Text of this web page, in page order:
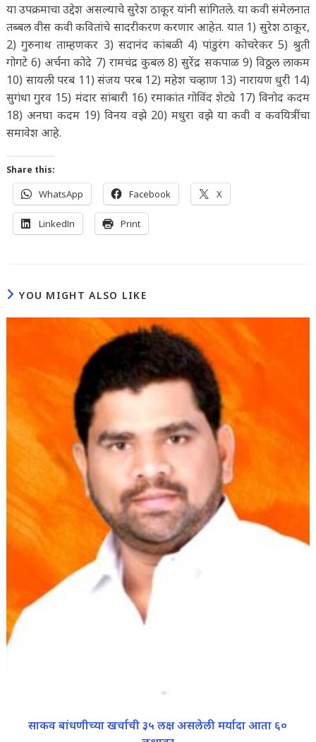
या उपक्रमाचा उद्देश असल्याचे सुरेश ठाकूर यांनी सांगितले. या कवी संमेलनात
तब्बल वीस कवी कवितांचे सादरीकरण करणार आहेत. यात 1) सुरेश ठाकूर,
2) गुरुनाथ ताम्हणकर 3) सदानंद कांबळी 4) पांडुरंग कोचरेकर 5) श्रुती
गोगटे 6) अर्चना कोदे 7) रामचंद्र कुबल 8) सुरेंद्र सकपाळ 9) विठ्ठल लाकम
10) सायली परब 11) संजय परब 12) महेश चव्हाण 13) नारायण धुरी 14)
सुगंधा गुरव 15) मंदार सांबारी 16) रमाकांत गोविंद शेट्ये 17) विनोद कदम
18) अनघा कदम 19) विनय वझे 20) मधुरा वझे या कवी व कवयित्रींचा
समावेश आहे.
Share this:
WhatsApp Facebook X
LinkedIn Print
YOU MIGHT ALSO LIKE
साकव बांधणीच्या खर्चाची ३५ लक्ष असलेली मर्यादा आता ६०